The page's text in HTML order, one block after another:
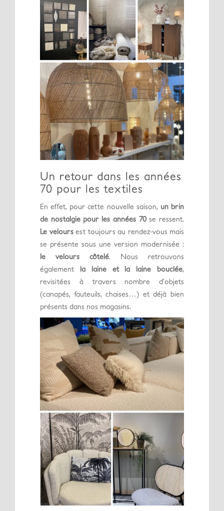
Un retour dans les années
70 pour les textiles
En effet, pour cette nouvelle saison, un brin
de nostalgie pour les années 70se ressent.
Le veloursest toujours au rendez-vous mais
se présente sous une version modernisée :
le velours côtelé. Nous retrouvons
également la laine et la laine bouclée,
revisitées à travers nombre d’objets
(canapés, fauteuils, chaises…) et déjà bien
présents dans nos magasins.